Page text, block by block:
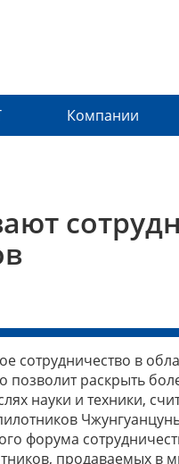
Компании
сотрудничество в
раскрыть
науки и техники,
форума
продаваемых в